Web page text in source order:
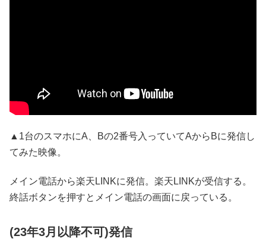
▲1台のスマホにA、Bの2番号入っていてAからBに発信し
てみた映像。
メイン電話から楽天LINKに発信。楽天LINKが受信する。
終話ボタンを押すとメイン電話の画面に戻っている。
(23年3月以降不可)発信